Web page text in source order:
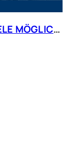
GROSSES GRUNDSTÜCK, VIELE MÖGLICHKEITEN – Charmantes Siedlungshaus in Top Lage